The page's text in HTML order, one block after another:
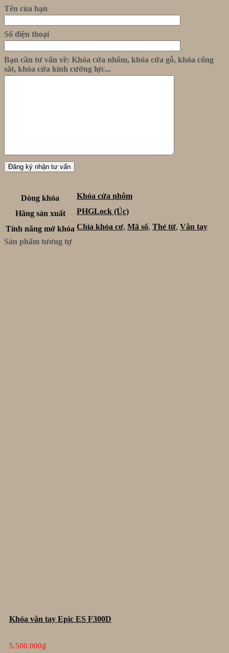
Tên của bạn
Số điện thoại
Bạn cần tư vấn về: Khóa cửa nhôm, khóa cửa gỗ, khóa cổng
sắt, khóa cửa kính cường lực...
Dòng khóa
Khóa cửa nhôm
Hãng sản xuất
PHGLock (Úc)
Tính năng mở khóa Chìa khóa cơ, Mã số, Thẻ từ, Vân tay
Sản phẩm tương tự
Khóa vân tay Epic ES F300D
5.500.000₫